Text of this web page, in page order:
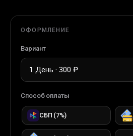
ОФОРМЛЕНИЕ
Вариант
1 День · 300 ₽
Способ оплаты
СБП (7%)